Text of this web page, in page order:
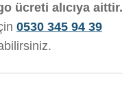
ücreti alıcıya aittir.
0530 345 94 39